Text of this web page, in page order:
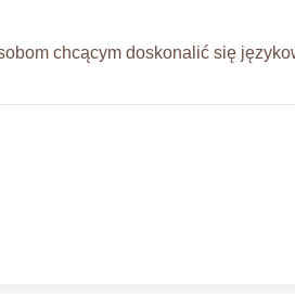
chcącym doskonalić się